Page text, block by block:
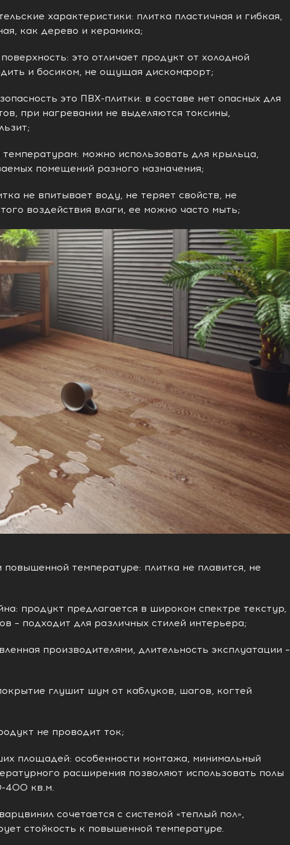
характеристики: плитка пластичная и гибкая,
как дерево и керамика;
это отличает продукт от холодной
и босиком, не ощущая дискомфорт;
это ПВХ-плитки: в составе нет опасных для
при нагревании не выделяются токсины,
можно использовать для крыльца,
помещений разного назначения;
не впитывает воду, не теряет свойств, не
воздействия влаги, ее можно часто мыть;
повышенной температуре: плитка не плавится, не
продукт предлагается в широком спектре текстур,
– подходит для различных стилей интерьера;
производителями, длительность эксплуатации –
глушит шум от каблуков, шагов, когтей
не проводит ток;
площадей: особенности монтажа, минимальный
расширения позволяют использовать полы
400 кв.м.
сочетается с системой «теплый пол»,
стойкость к повышенной температуре.